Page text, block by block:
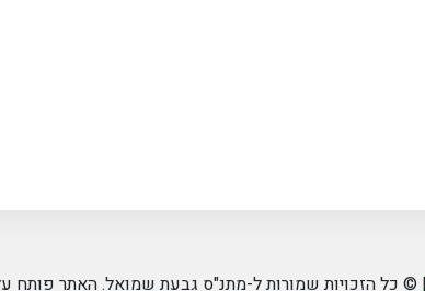
© כל הזכויות שמורות ל-מתנ"ס גבעת שמואל. האתר פותח